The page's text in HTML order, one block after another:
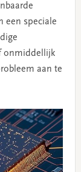
een speciale
onmiddellijk
aan te